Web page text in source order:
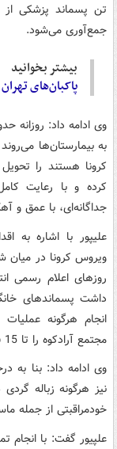
جمع‌آوری می‌شود.
بیشتر بخوانید
پاکبان‌های
به بیمارستان‌ها
کرونا هستند را
کرده و با رعایت
جداگانه‌ای، با عمق و
علیپور با اشاره به
ویروس کرونا در میان
روزهای اعلام رسمی
داشت پسماندهای
انجام هرگونه
مجتمع آرادکوه را تا 15 فروردین ماه تعطیل کردیم.
وی ادامه داد: بنا به
نیز هرگونه زباله
خودمراقبتی از جمله
علپیور گفت: با انجام